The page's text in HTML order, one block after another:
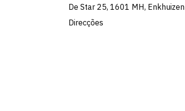
De Star 25, 1601 MH, Enkhuizen
Direcções